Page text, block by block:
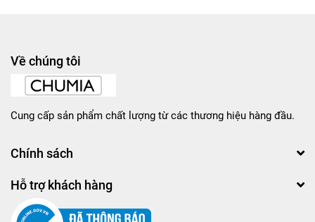
Về chúng tôi
Cung cấp sản phẩm chất lượng từ các thương hiệu hàng đầu.
Chính sách
Hỗ trợ khách hàng